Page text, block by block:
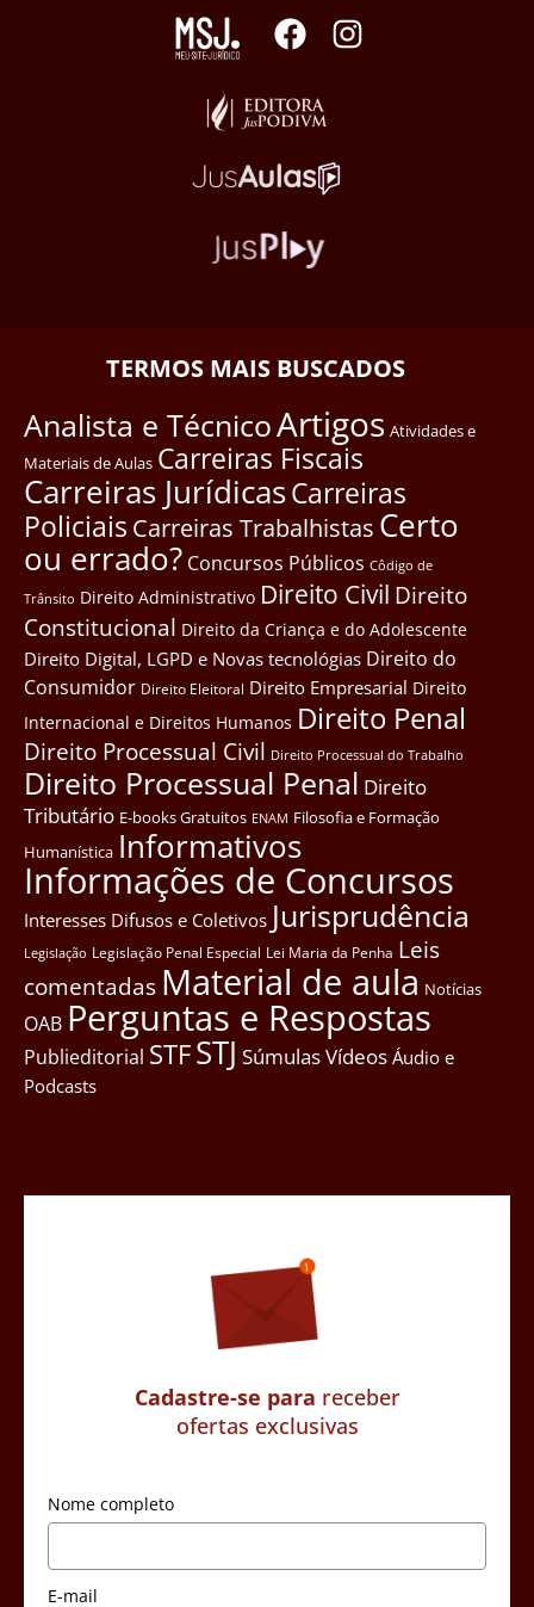
TERMOS MAIS BUSCADOS
Analista e TécnicoArtigos Atividades e
Materiais de Aulas Carreiras Fiscais
Carreiras JurídicasCarreiras
Policiais Carreiras Trabalhistas Certo
ou errado? Concursos Públicos Côdigo de
Trânsito Direito Administrativo Direito Civil Direito
Constitucional Direito da Criança e do Adolescente
Direito Digital, LGPD e Novas tecnológias Direito do
Consumidor Direito Eleitoral Direito Empresarial Direito
Internacional e Direitos Humanos Direito Penal
Direito Processual Civil Direito Processual do Trabalho
Direito Processual Penal Direito
Tributário E-books Gratuitos ENAM Filosofia e Formação
Humanística Informativos
Informações de Concursos
Interesses Difusos e Coletivos Jurisprudência
Legislação Legislação Penal Especial Lei Maria da Penha Leis
comentadas Material de aula Notícias
OAB Perguntas e Respostas
Publieditorial STFSTJ SúmulasVídeos Áudio e
Podcasts
Cadastre-se para receber
ofertas exclusivas
Nome completo
E-mail